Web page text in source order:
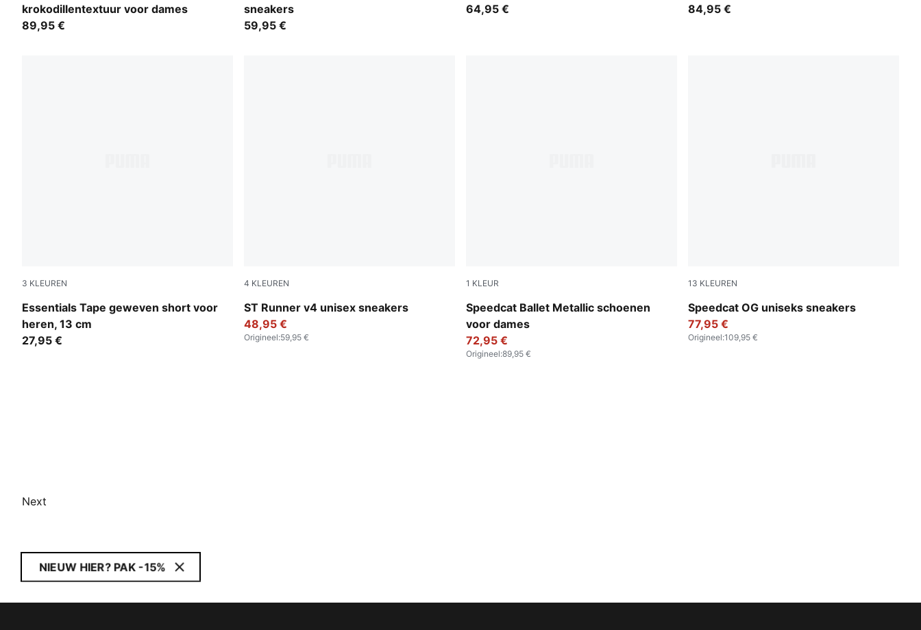
krokodillentextuur voor dames
89,95 €
sneakers
59,95 €
64,95 €
84,95 €
3 KLEUREN
Essentials Tape geweven short voor
heren, 13 cm
Puma Black
27,95 €
4 KLEUREN
ST Runner v4 unisex sneakers
PUMA White-PUMA Black-PUMA White
48,95 €
Origineel:59,95 €
1 KLEUR
Speedcat Ballet Metallic schoenen
voor dames
PUMA Silver-PUMA White
72,95 €
Origineel:89,95 €
13 KLEUREN
Speedcat OG uniseks sneakers
Whisp Of Pink-PUMA White
77,95 €
Origineel:109,95 €
Next
NIEUW HIER? PAK -15%